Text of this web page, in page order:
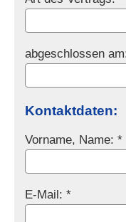
abgeschlossen
Kontaktdaten:
Vorname, Name: *
E-Mail: *